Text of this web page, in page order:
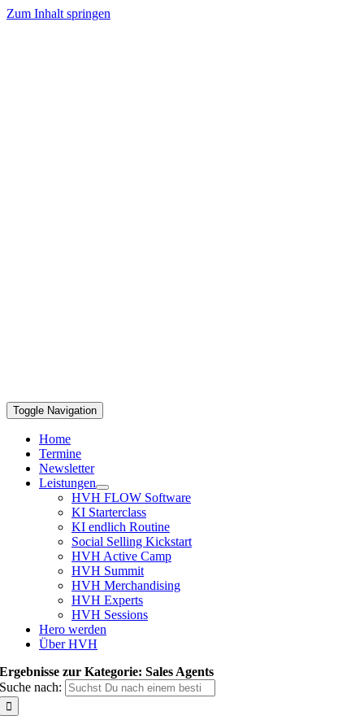
Zum Inhalt springen
Toggle Navigation
Home
Termine
Newsletter
Leistungen
HVH FLOW Software
KI Starterclass
KI endlich Routine
Social Selling Kickstart
HVH Active Camp
HVH Summit
HVH Merchandising
HVH Experts
HVH Sessions
Hero werden
Über HVH
Ergebnisse zur Kategorie: Sales Agents
Suche nach: